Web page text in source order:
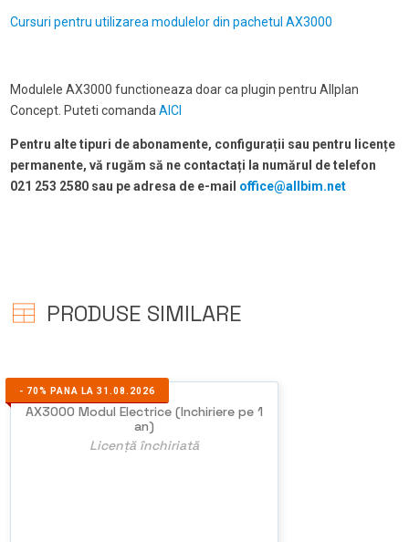
Cursuri pentru utilizarea modulelor din pachetul AX3000
Modulele AX3000 functioneaza doar ca plugin pentru Allplan
Concept. Puteti comandaAICI
Pentru alte tipuri de abonamente, configurații sau pentru licențe
permanente, vă rugăm să ne contactați la numărul de telefon
021 253 2580 sau pe adresa de e-mail office@allbim.net
PRODUSE SIMILARE
- 70% PANA LA 31.08.2026
AX3000 Modul Electrice (Inchiriere pe 1
an)
Licență închiriată